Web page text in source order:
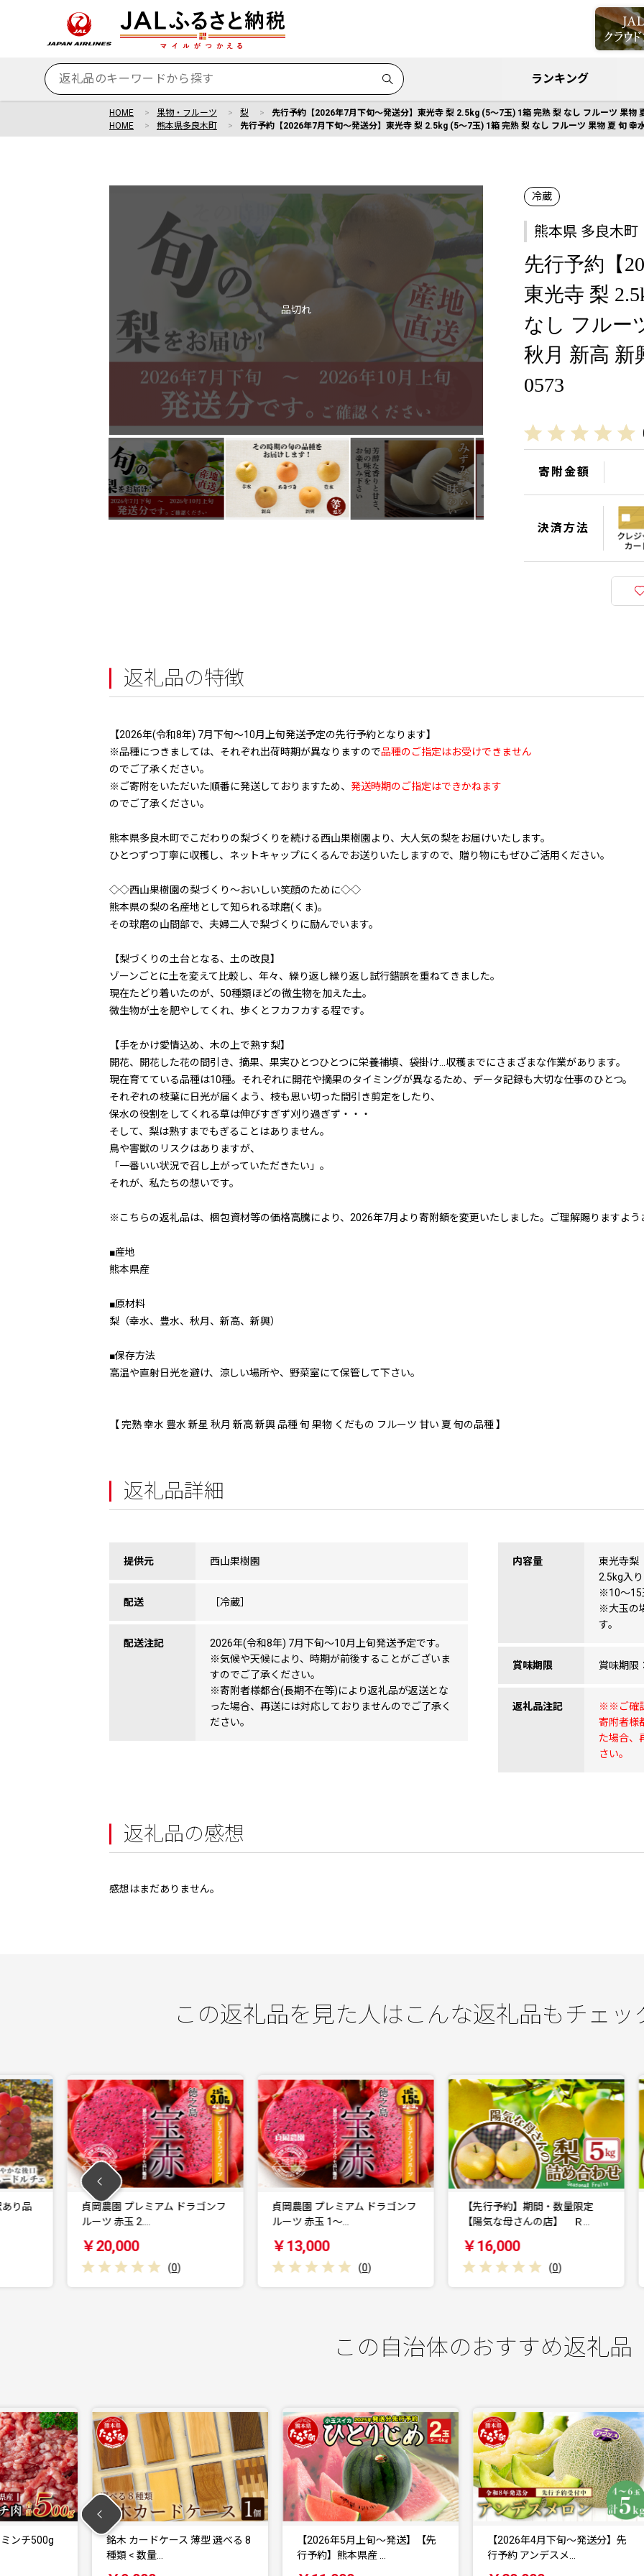
ランキング
HOME 果物・フルーツ 梨
先行予約【2026年7月下旬〜発送分】東光寺 梨 2.5kg (5〜7玉) 1箱 完熟 梨 なし フルーツ 果物
HOME
熊本県多良木町 先行予約【2026年7月下旬〜発送分】東光寺 梨 2.5kg (5〜7玉) 1箱 完熟 梨 なし フルーツ 果物 夏 旬 幸
冷蔵
熊本県 多良木町
先行予約【
東光寺 梨
なし フルー
秋月 新高 新
0573
寄附金額
決済方法
品切れ
返礼品の特徴
【2026年(令和8年) 7月下旬～10月上旬発送予定の先行予約となります】
※品種につきましては、それぞれ出荷時期が異なりますので品種のご指定はお受けできません
のでご了承ください。
※ご寄附をいただいた順番に発送しておりますため、 発送時期のご指定はできかねます
のでご了承ください。
熊本県多良木町でこだわりの梨づくりを続ける西山果樹園より、大人気の梨をお届けいたします。
ひとつずつ丁寧に収穫し、ネットキャップにくるんでお送りいたしますので、贈り物にもぜひご活用ください。
◇◇西山果樹園の梨づくり〜おいしい笑顔のために◇◇
熊本県の梨の名産地として知られる球磨(くま)。
その球磨の山間部で、夫婦二人で梨づくりに励んでいます。
【梨づくりの土台となる、土の改良】
ゾーンごとに土を変えて比較し、年々、繰り返し繰り返し試行錯誤を重ねてきました。
現在たどり着いたのが、50種類ほどの微生物を加えた土。
微生物が土を肥やしてくれ、歩くとフカフカする程です。
【手をかけ愛情込め、木の上で熟す梨】
開花、開花した花の間引き、摘果、果実ひとつひとつに栄養補填、袋掛け…収穫までにさまざまな作業があります。
現在育てている品種は10種。それぞれに開花や摘果のタイミングが異なるため、データ記録も大切な仕事のひとつ。
それぞれの枝葉に日光が届くよう、枝も思い切った間引き剪定をしたり、
保水の役割をしてくれる草は伸びすぎず刈り過ぎず・・・
そして、梨は熟すまでもぎることはありません。
鳥や害獣のリスクはありますが、
「一番いい状況で召し上がっていただきたい」。
それが、私たちの想いです。
※こちらの返礼品は、梱包資材等の価格高騰により、2026年7月より寄附額を変更いたしました。ご理解賜りますよう
■産地
熊本県産
■原材料
梨（幸水、豊水、秋月、新高、新興）
■保存方法
高温や直射日光を避け、涼しい場所や、野菜室にて保管して下さい。
【 完熟 幸水 豊水 新星 秋月 新高 新興 品種 旬 果物 くだもの フルーツ 甘い 夏 旬の品種 】
返礼品詳細
提供元 西山果樹園
配送 ［冷蔵］
配送注記
2026年(令和8年) 7月下旬～10月上旬発送予定です。
※気候や天候により、時期が前後することがございま
すのでご了承ください。
※寄附者様都合(長期不在等)により返礼品が返送とな
った場合、再送には対応しておりませんのでご了承く
ださい。
内容量
東光寺梨
2.5kg入
※10〜15
※大玉の
す。
賞味期限 賞味期限
返礼品注記
※※ご確
寄附者様
た場合、
さい。
返礼品の感想
感想はまだありません。
この返礼品を見た人はこんな返礼品もチェッ
ム ドラゴンフ
貞岡農園 プレミアム ドラゴンフ
ルーツ 赤玉 1～…
￥13,000
【先行予約】期間・数量限定
【陽気な母さんの店】 Ｒ…
￥16,000
【先行予約】期間・数量限定
【陽気な母さんの店】 Ｒ…
￥15,000
この自治体のおすすめ返礼品
薄型 選べる 8
【2026年5月上旬～発送】【先
行予約】熊本県産 …
【2026年4月下旬～発送分】先
行予約 アンデスメ…
【米焼酎】大人気 吟香鳥飼 25
720ml 1…